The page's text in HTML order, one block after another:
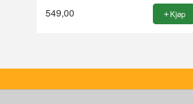
549,00 Kjøp